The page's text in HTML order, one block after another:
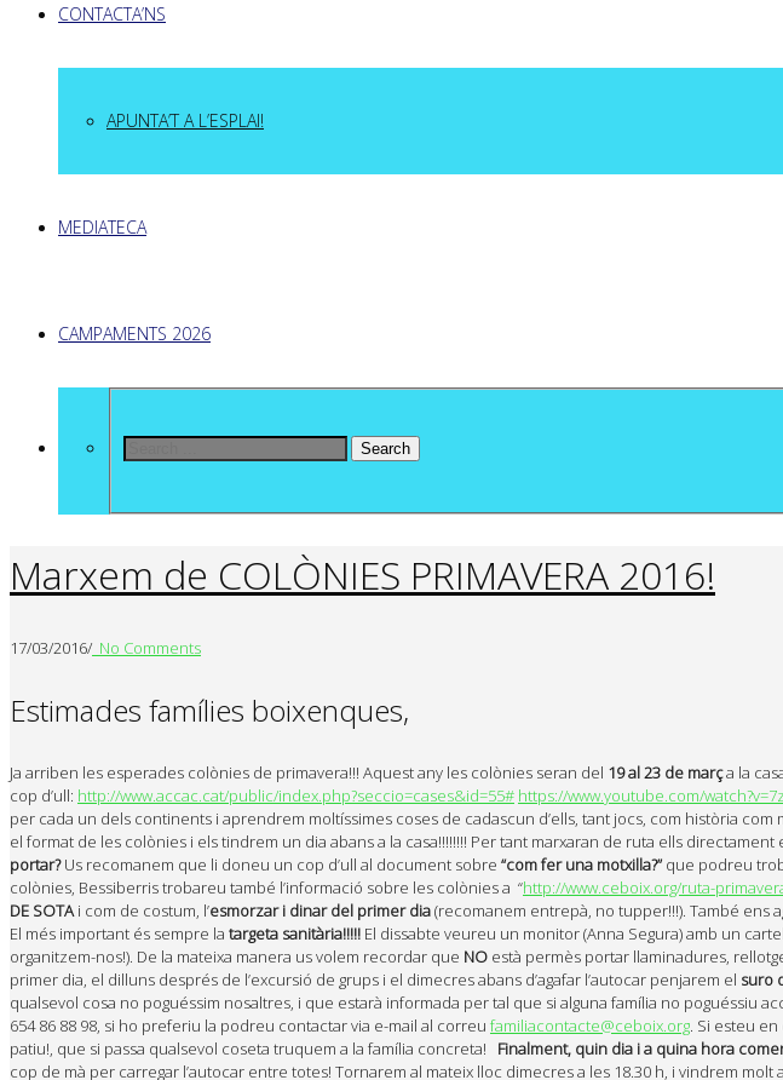
CONTACTA’NS
APUNTA’T A L’ESPLAI!
MEDIATECA
CAMPAMENTS 2026
Search
Marxem de COLÒNIES PRIMAVERA 2016!
17/03/2016/ No Comments
Estimades famílies boixenques,
Ja arriben les esperades colònies de primavera!!! Aquest any les colònies seran del 19 al 23 de marça la
cop d’ull: http://www.accac.cat/public/index.php?seccio=cases&id=55# https://www.youtube.com/
per cada un dels continents i aprendrem moltíssimes coses de cadascun d’ells, tant jocs, com història
el format de les colònies i els tindrem un dia abans a la casa!!!!!!!! Per tant marxaran de ruta ells
portar?Us recomanem que li doneu un cop d’ull al document sobre “com fer una motxilla?” que podreu
colònies, Bessiberris trobareu també l’informació sobre les colònies a “http://www.ceboix.org/ruta-
DE SOTAi com de costum, l’esmorzar i dinar del primer dia(recomanem entrepà, no tupper!!!). També ens
El més important és sempre la targeta sanitària!!!!! El dissabte veureu un monitor (Anna Segura) amb un
organitzem-nos!). De la mateixa manera us volem recordar que NO està permès portar llaminadures,
primer dia, el dilluns després de l’excursió de grups i el dimecres abans d’agafar l’autocar penjarem el suro
qualsevol cosa no poguéssim nosaltres, i que estarà informada per tal que si alguna família no poguéssiu
654 86 88 98, si ho preferiu la podreu contactar via e-mail al correu familiacontacte@ceboix.org. Si esteu
patiu!, que si passa qualsevol coseta truquem a la família concreta! Finalment, quin dia i a quina hora
cop de mà per carregar l’autocar entre totes! Tornarem al mateix lloc dimecres a les 18.30 h, i vindrem